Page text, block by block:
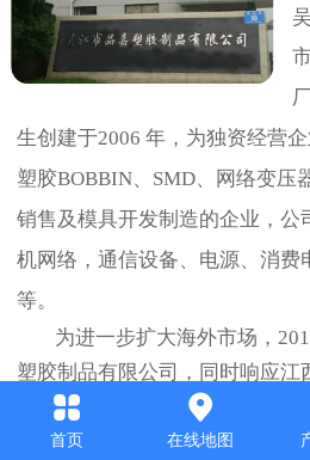
生创建于2006 年，为独资经营
塑胶BOBBIN、 SMD、网络变压
销售及模具开发制造的企业，公
机网络，通信设备、电源、消费
等。
为进一步扩大海外市场，
塑胶制品有限公司，同时响应江
“双返双创”政策，
2019
月在
品嘉电子科技有限公司，注册资
首页 在线地图